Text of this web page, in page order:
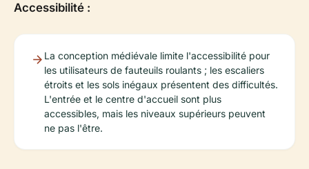
Accessibilité :
La conception médiévale limite l'accessibilité pour
les utilisateurs de fauteuils roulants ; les escaliers
étroits et les sols inégaux présentent des difficultés.
L'entrée et le centre d'accueil sont plus
accessibles, mais les niveaux supérieurs peuvent
ne pas l'être.